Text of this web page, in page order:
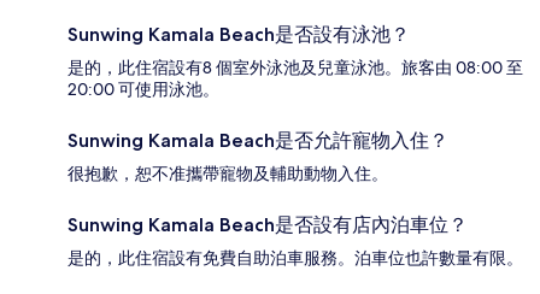
Sunwing Kamala Beach是否設有泳池？
是的，此住宿設有8 個室外泳池及兒童泳池。旅客由 08:00 至
20:00 可使用泳池。
Sunwing Kamala Beach是否允許寵物入住？
很抱歉，恕不准攜帶寵物及輔助動物入住。
Sunwing Kamala Beach是否設有店內泊車位？
是的，此住宿設有免費自助泊車服務。泊車位也許數量有限。